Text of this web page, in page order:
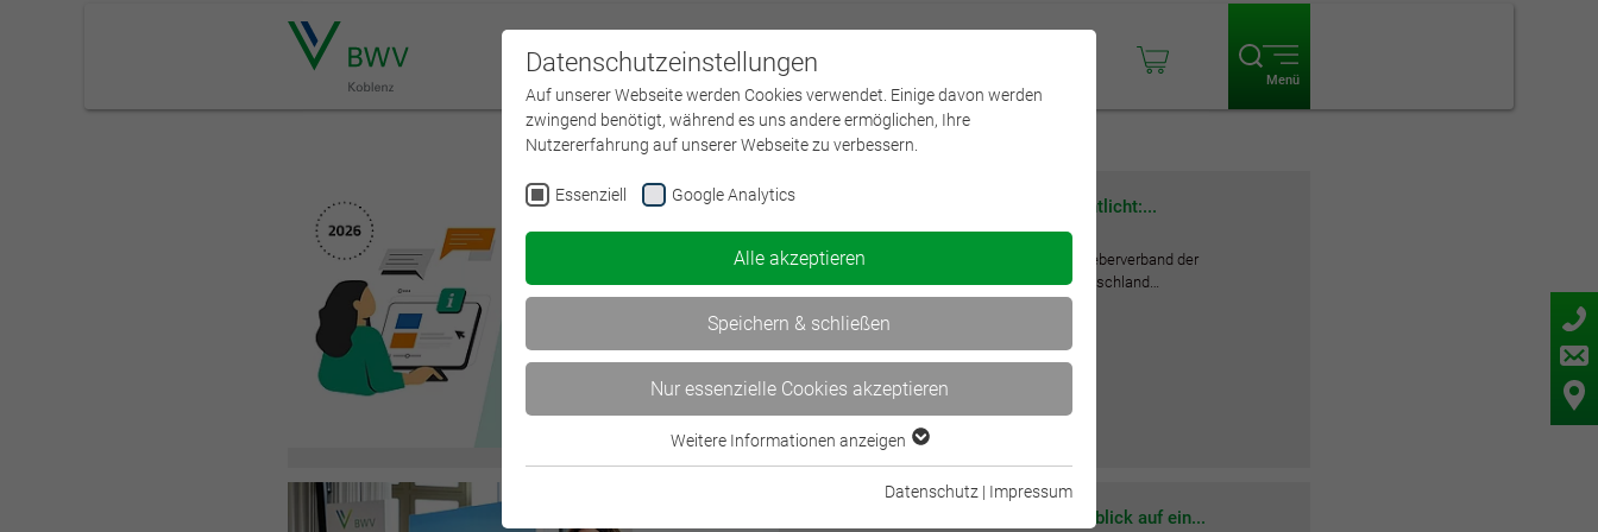
Menü
Ausbildungsumfrage 2026 veröffentlicht:...
04. August 2026 | BWV Bildungsverband
Die von uns gemeinsam mit dem Arbeitgeberverband der
Versicherungsunternehmen (AGV) in Deutschland…
weiterlesen
BWV-Mitgliederversammlung: Rückblick auf ein...
Datenschutzeinstellungen
Auf unserer Webseite werden Cookies verwendet. Einige davon werden
zwingend benötigt, während es uns andere ermöglichen, Ihre
Nutzererfahrung auf unserer Webseite zu verbessern.
Essenziell Google Analytics
Alle akzeptieren
Speichern & schließen
Nur essenzielle Cookies akzeptieren
Essenzielle Cookies werden für grundlegende Funktionen der Webseite
Weitere Informationen anzeigen
Datenschutz | Impressum